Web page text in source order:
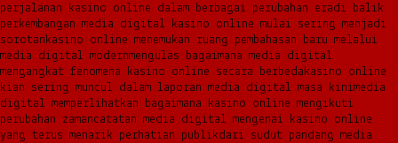
perjalanan kasino online dalam berbagai perubahan eradi balik
perkembangan media digital kasino online mulai sering menjadi
sorotan kasino online menemukan ruang pembahasan baru melalui
media digital modernmengulas bagaimana media digital
mengangkat fenomena kasino online secara berbeda kasino online
kian sering muncul dalam laporan media digital masa kinimedia
digital memperlihatkan bagaimana kasino online mengikuti
perubahan zamancatatan media digital mengenai kasino online
yang terus menarik perhatian publikdari sudut pandang media